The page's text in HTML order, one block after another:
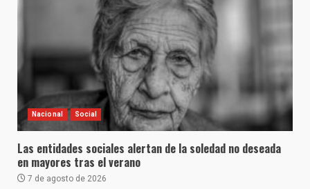
Nacional Social
Las entidades sociales alertan de la soledad no deseada
en mayores tras el verano
7 de agosto de 2026